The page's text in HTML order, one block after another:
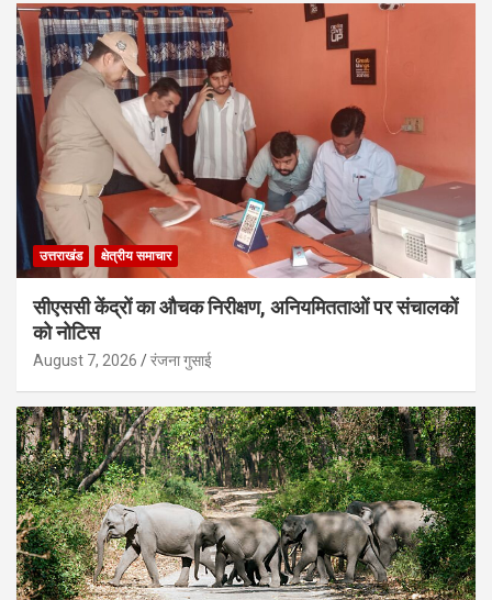
उत्तराखंड क्षेत्रीय समाचार
सीएससी केंद्रों का औचक निरीक्षण, अनियमितताओं पर संचालकों
को नोटिस
August 7, 2026 रंजना गुसाई